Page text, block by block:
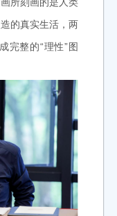
的真实生活，两
完整的“理性”图